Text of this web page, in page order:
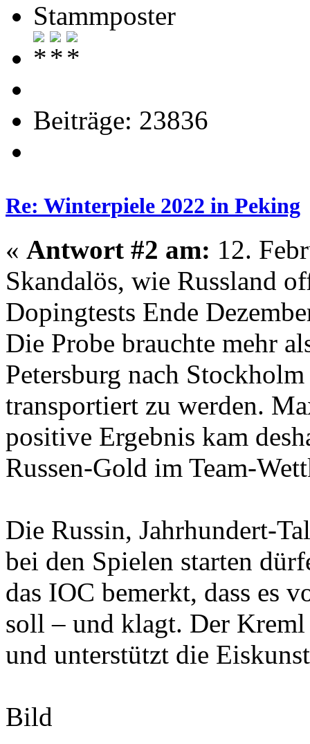
Stammposter
Beiträge: 23836
Re: Winterpiele 2022 in Peking
« Antwort #2 am: 12.
Skandalös, wie Russland
Dopingtests Ende
Die Probe brauchte mehr
Petersburg nach
transportiert zu werden.
positive Ergebnis kam
Russen-Gold im Team-
Die Russin, Jahrhundert-
bei den Spielen starten
das IOC bemerkt, dass es
soll – und klagt. Der
und unterstützt die
Bild